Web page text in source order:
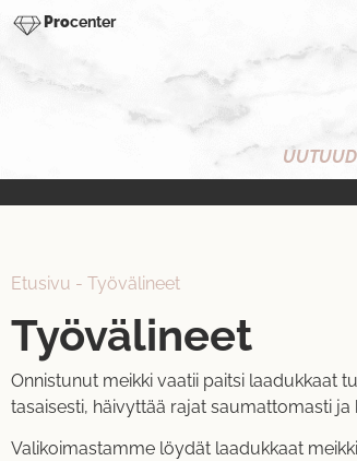
Procenter
Etusivu - Työvälineet
Työvälineet
Onnistunut meikki vaatii paitsi laadukkaat
tasaisesti, häivyttää rajat saumattomasti
Valikoimastamme löydät laadukkaat